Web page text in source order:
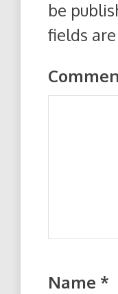
be
fields
Name *